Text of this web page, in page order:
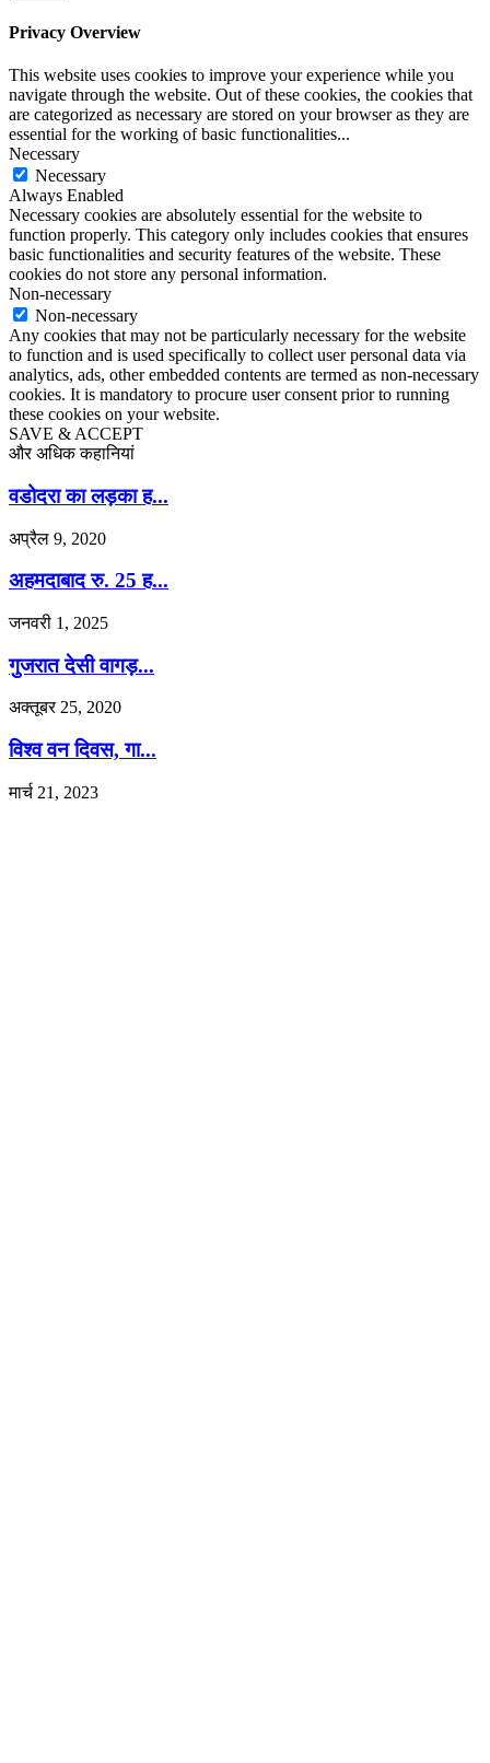
Privacy Overview
This website uses cookies to improve your experience while you
navigate through the website. Out of these cookies, the cookies that
are categorized as necessary are stored on your browser as they are
essential for the working of basic functionalities...
Necessary
Necessary
Always Enabled
Necessary cookies are absolutely essential for the website to
function properly. This category only includes cookies that ensures
basic functionalities and security features of the website. These
cookies do not store any personal information.
Non-necessary
Non-necessary
Any cookies that may not be particularly necessary for the website
to function and is used specifically to collect user personal data via
analytics, ads, other embedded contents are termed as non-necessary
cookies. It is mandatory to procure user consent prior to running
these cookies on your website.
SAVE & ACCEPT
और अधिक कहानियां
वडोदरा का लड़का ह...
अप्रैल 9, 2020
अहमदाबाद रु. 25 ह...
जनवरी 1, 2025
गुजरात देसी वागड़...
अक्तूबर 25, 2020
विश्व वन दिवस, गा...
मार्च 21, 2023